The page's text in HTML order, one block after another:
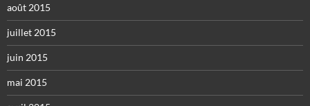
août 2015
juillet 2015
juin 2015
mai 2015